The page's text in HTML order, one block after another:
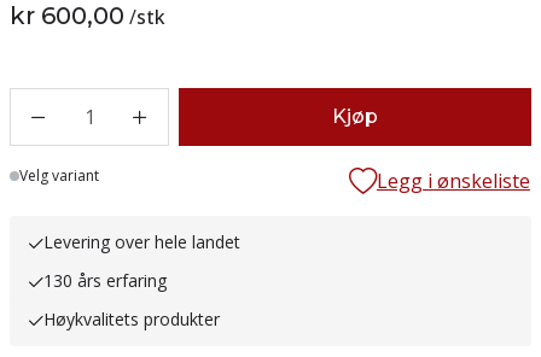
kr 600,00 /stk
1 Kjøp
Lager
Velg variant Legg i ønskeliste
Levering over hele landet
130 års erfaring
Høykvalitets produkter